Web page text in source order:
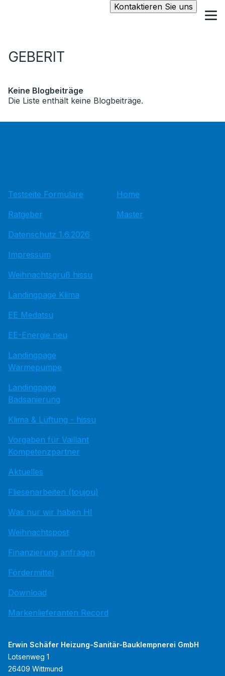
Kontaktieren Sie uns
GEBERIT
Keine Blogbeiträge
Die Liste enthält keine Blogbeiträge.
Testseite Formulare
Ratgeber
Datenschutz 1.6.2026
Impressum
Weihnachtsgruß hissu
Landingpage Klima
EE Medatsu
EE-Energie neu
Landingpage
Wärmepumpe
Landingpage
Badsanierung
Klima & Lüftung - hissu
Vorgaben für Vaillant
Kompetenzpartner
Aktuelles
Fliesenarbeiten (toujou)
Was nur wir haben HI
Weihnachtspost
Finanzierung anfragen
Fördermittel
Download
Markenlieferanten Record
Home
Master
Erwin Schäfer Heizung-Sanitär-Bauklempnerei GmbH
Lotsenweg 1
26409 Wittmund